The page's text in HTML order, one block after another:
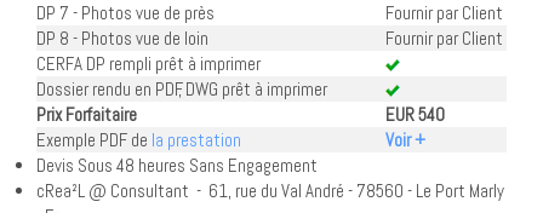
DP 7 - Photos vue de près
Fournir par Client
DP 8 - Photos vue de loin
Fournir par Client
CERFA DP rempli prêt à imprimer
Dossier rendu en PDF, DWG prêt à imprimer
Prix Forfaitaire
EUR 540
Exemple PDF de la prestation
Voir +
Devis Sous 48 heures Sans Engagement
cRea²L @ Consultant - 61, rue du Val André - 78560 - Le Port Marly